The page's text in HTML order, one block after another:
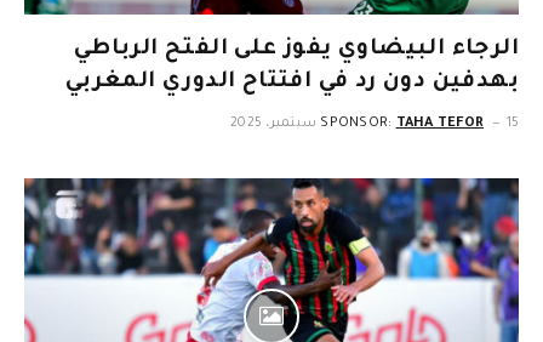
الرجاء البيضاوي يفوز على الفتح الرباطي
بهدفين دون رد في افتتاح الدوري المغربي
SPONSOR: TAHA TEFOR 15 سبتمبر، 2025